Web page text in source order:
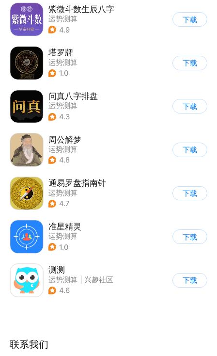
紫微斗数生辰八字
运势测算
4.9
下载
塔罗牌
运势测算
1.0
下载
问真八字排盘
运势测算
4.3
下载
周公解梦
运势测算
4.8
下载
通易罗盘指南针
运势测算
4.7
下载
准星精灵
运势测算
1.0
下载
测测
运势测算
兴趣社区
4.6
下载
联系我们